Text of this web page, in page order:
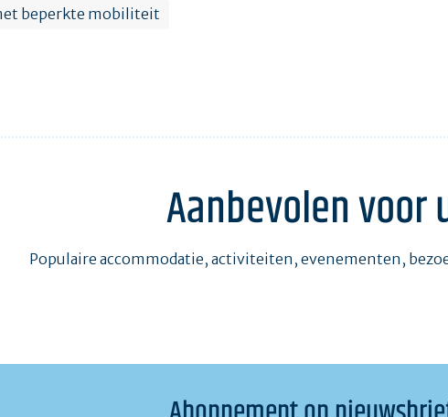
beperkte mobiliteit
Aanbevolen voor
Populaire accommodatie, activiteiten, evenementen,